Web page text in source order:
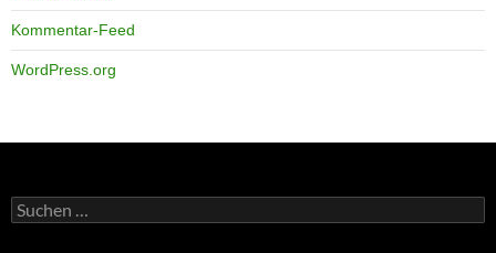
Kommentar-Feed
WordPress.org
Suchen
nach: